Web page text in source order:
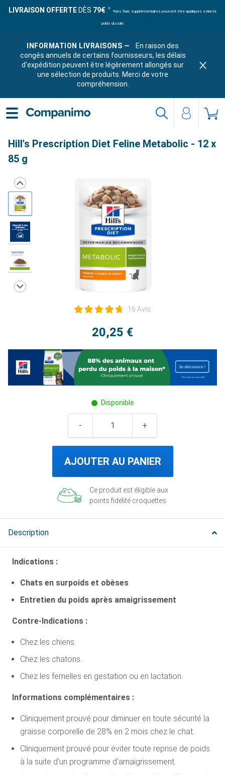
LIVRAISON OFFERTE DÈS 79€ *des frais supplémentaires peuvent être appliqués selon le
poids du colis
INFORMATION LIVRAISONS —
En raison des
congés annuels de certains fournisseurs, les délais
d'expédition peuvent être légèrement allongés sur
une sélection de produits. Merci de votre
compréhension.
Hill's Prescription Diet Feline Metabolic - 12 x
85 g
16 Avis
20,25 €
Disponible
AJOUTER AU PANIER
Ce produit est éligible aux
points fidélité croquettes
Description
Indications :
Chats en surpoids et obèses
Entretien du poids après amaigrissement
Contre-Indications :
Chez les chiens.
Chez les chatons.
Chez les femelles en gestation ou en lactation.
Informations complémentaires :
Cliniquement prouvé pour diminuer en toute sécurité la
graisse corporelle de 28% en 2 mois chez le chat.
Cliniquement prouvé pour éviter toute reprise de poids
à la suite d'un programme d'amaigrissement.